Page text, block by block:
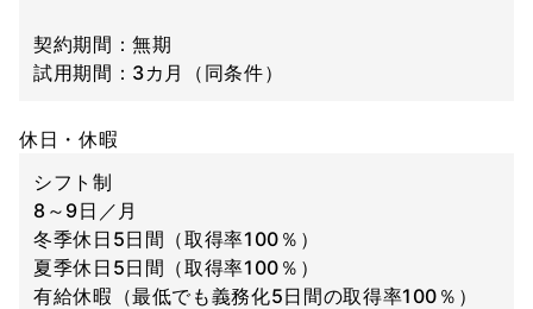
契約期間：無期
試用期間：3カ月（同条件）
休日・休暇
シフト制
8～9日／月
冬季休日5日間（取得率100％）
夏季休日5日間（取得率100％）
有給休暇（最低でも義務化5日間の取得率100％）